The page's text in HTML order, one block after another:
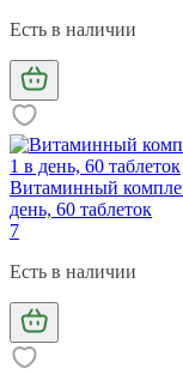
Есть в наличии
Витаминный
день, 60 таблеток
7
Есть в наличии